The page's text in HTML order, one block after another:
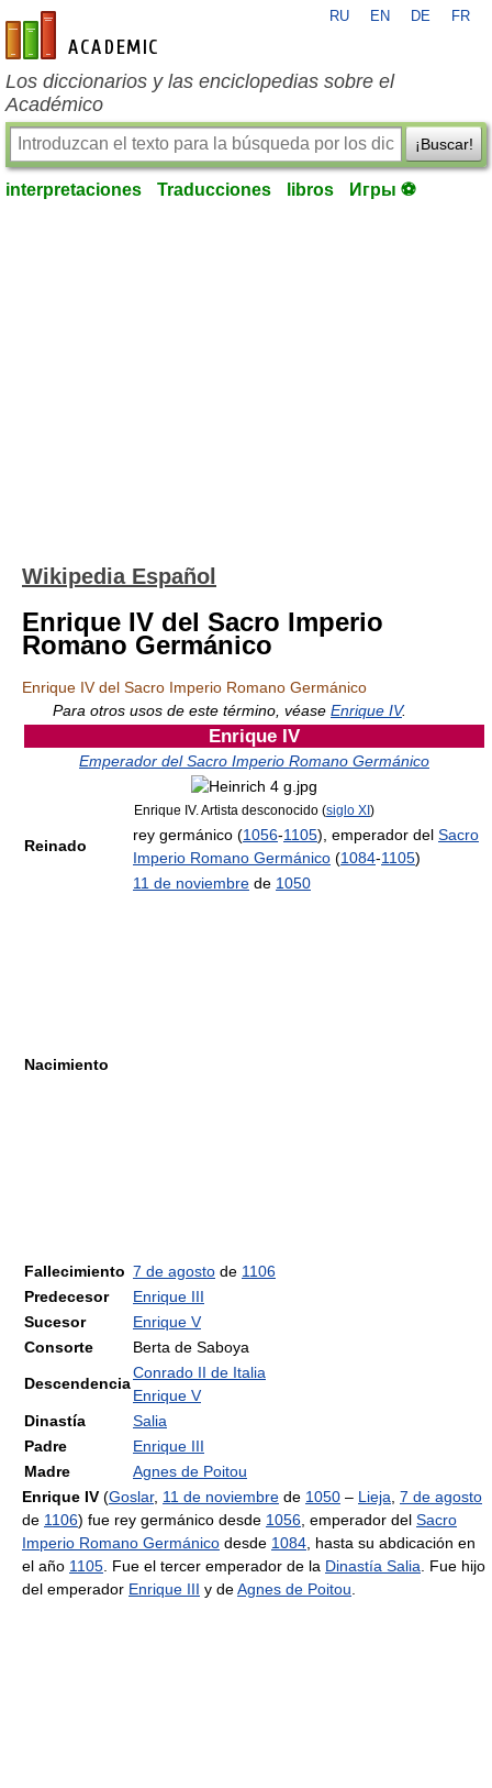
es-academic.com
RU EN DE FR
Los diccionarios y las enciclopedias sobre el
Académico
¡Buscar!
interpretaciones Traducciones libros Игры ⚽
Wikipedia Español
Enrique IV del Sacro Imperio
Romano Germánico
Enrique IV del Sacro Imperio Romano Germánico
Para otros usos de este término, véase Enrique IV.
Enrique IV
Emperador del Sacro Imperio Romano Germánico
Enrique IV. Artista desconocido (siglo XI)
Reinado
rey germánico (1056-1105), emperador del Sacro
Imperio Romano Germánico (1084-1105)
Nacimiento
11 de noviembre de 1050
Fallecimiento 7 de agosto de 1106
Predecesor
Enrique III
Sucesor
Enrique V
Consorte
Berta de Saboya
Descendencia
Conrado II de Italia
Enrique V
Dinastía
Salia
Padre
Enrique III
Madre
Agnes de Poitou
Enrique IV (Goslar, 11 de noviembre de 1050 – Lieja 7 de agosto
de 1106) fue rey germánico desde 1056 , emperador del Sacro
Imperio Romano Germánico desde 1084 , hasta su abdicación en
el año 1105 . Fue el tercer emperador de la Dinastía Salia . Fue hijo
del emperador Enrique III y deAgnes de Poitou